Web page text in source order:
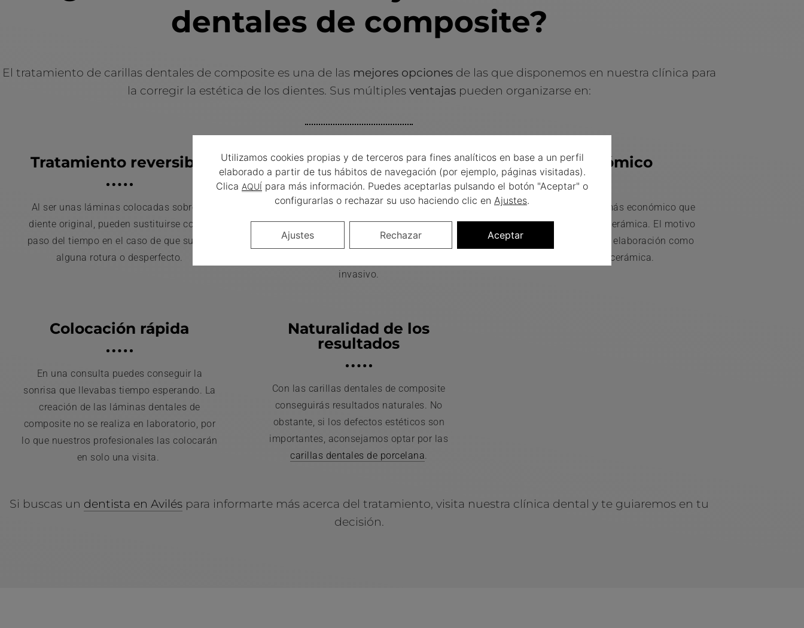
dentales de composite?
El tratamiento de carillas dentales de composite es una de las mejores opcionesde las que disponemos en nuestra clínica para
la corregir la estética de los dientes. Sus múltiples ventajaspueden organizarse en:
Tratamiento reversible
Al ser unas láminas colocadas sobre el
diente original, pueden sustituirse con el
paso del tiempo en el caso de que sufran
alguna rotura o desperfecto.
Procedimiento indoloro
Gracias a nuestra experiencia en estética
dental, junto al uso de tecnología
avanzada, la colocación decarillas
invasivo.
Es económico
Este tipo de carillas es más económico que
las carillas dentales de cerámica. El motivo
es que no requiere tanta elaboración como
las carrillas de cerámica.
Colocación rápida
En una consulta puedes conseguir la
sonrisa que llevabas tiempo esperando. La
creación de las láminas dentales de
composite no se realiza en laboratorio, por
lo que nuestros profesionales las colocarán
en solo una visita.
Naturalidad de los
resultados
Con las carillas dentales de composite
conseguirás resultados naturales. No
obstante, si los defectos estéticos son
importantes, aconsejamos optar por las
carillas dentales de porcelana.
Si buscas un dentista en Aviléspara informarte más acerca del tratamiento, visita nuestra clínica dental y te guiaremos en tu
decisión.
Utilizamos cookies propias y de terceros para fines analíticos en base a un perfil
elaborado a partir de tus hábitos de navegación (por ejemplo, páginas visitadas).
Clica AQUÍ para más información. Puedes aceptarlas pulsando el botón "Aceptar" o
configurarlas o rechazar su uso haciendo clic en Ajustes.
Aceptar
Rechazar
Ajustes